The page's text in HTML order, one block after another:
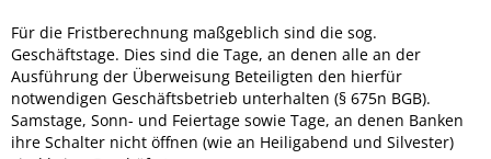
Für die Fristberechnung maßgeblich sind die sog.
Geschäftstage. Dies sind die Tage, an denen alle an der
Ausführung der Überweisung Beteiligten den hierfür
notwendigen Geschäftsbetrieb unterhalten (§ 675n BGB).
Samstage, Sonn- und Feiertage sowie Tage, an denen Banken
ihre Schalter nicht öffnen (wie an Heiligabend und Silvester)